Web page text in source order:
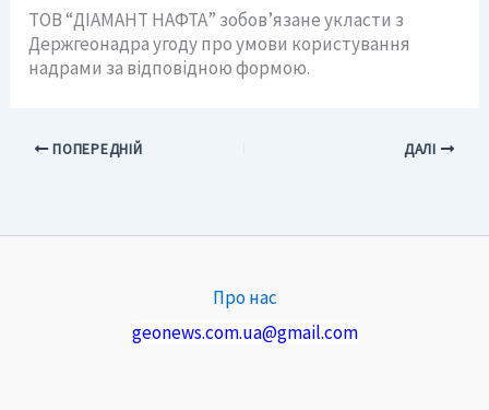
ТОВ “ДІАМАНТ НАФТА” зобов’язане укласти з
Держгеонадра угоду про умови користування
надрами за відповідною формою.
ПОПЕРЕДНІЙ ДАЛІ
Про нас
geonews.com.ua@gmail.com